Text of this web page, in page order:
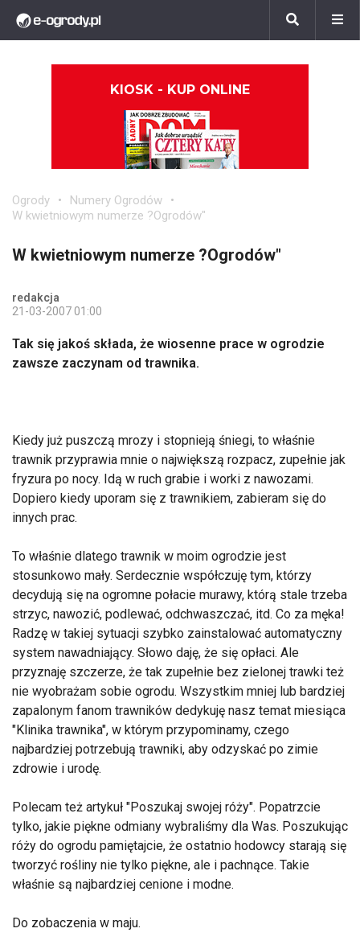
KIOSK - KUP ONLINE
Ogrody
Numery Ogrodów
W kwietniowym numerze ?Ogrodów"
W kwietniowym numerze ?Ogrodów"
redakcja
21-03-2007 01:00
Tak się jakoś składa, że wiosenne prace w ogrodzie
zawsze zaczynam od trawnika.
Kiedy już puszczą mrozy i stopnieją śniegi, to właśnie
trawnik przyprawia mnie o największą rozpacz, zupełnie jak
fryzura po nocy. Idą w ruch grabie i worki z nawozami.
Dopiero kiedy uporam się z trawnikiem, zabieram się do
innych prac.
To właśnie dlatego trawnik w moim ogrodzie jest
stosunkowo mały. Serdecznie współczuję tym, którzy
decydują się na ogromne połacie murawy, którą stale trzeba
strzyc, nawozić, podlewać, odchwaszczać, itd. Co za męka!
Radzę w takiej sytuacji szybko zainstalować automatyczny
system nawadniający. Słowo daję, że się opłaci. Ale
przyznaję szczerze, że tak zupełnie bez zielonej trawki też
nie wyobrażam sobie ogrodu. Wszystkim mniej lub bardziej
zapalonym fanom trawników dedykuję nasz temat miesiąca
"Klinika trawnika", w którym przypominamy, czego
najbardziej potrzebują trawniki, aby odzyskać po zimie
zdrowie i urodę.
Polecam też artykuł "Poszukaj swojej róży". Popatrzcie
tylko, jakie piękne odmiany wybraliśmy dla Was. Poszukując
róży do ogrodu pamiętajcie, że ostatnio hodowcy starają się
tworzyć rośliny nie tylko piękne, ale i pachnące. Takie
właśnie są najbardziej cenione i modne.
Do zobaczenia w maju.